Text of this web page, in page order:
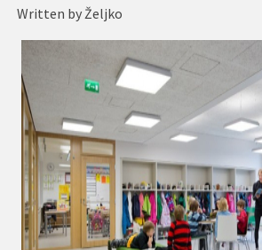
Written by Željko